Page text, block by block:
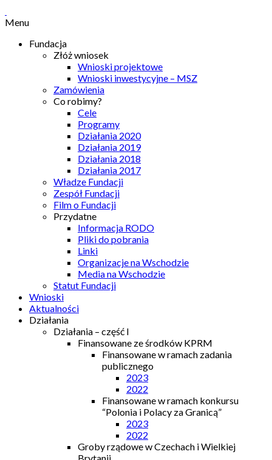
Menu
Fundacja
Złóż wniosek
Wnioski projektowe
Wnioski inwestycyjne – MSZ
Zamówienia
Co robimy?
Cele
Programy
Działania 2020
Działania 2019
Działania 2018
Działania 2017
Władze Fundacji
Zespół Fundacji
Film o Fundacji
Przydatne
Informacja RODO
Pliki do pobrania
Linki
Organizacje na Wschodzie
Media na Wschodzie
Statut Fundacji
Wnioski
Aktualności
Działania
Działania – część I
Finansowane ze środków KPRM
Finansowane w ramach zadania
publicznego
2023
2022
Finansowane w ramach konkursu
“Polonia i Polacy za Granicą”
2023
2022
Groby rządowe w Czechach i Wielkiej